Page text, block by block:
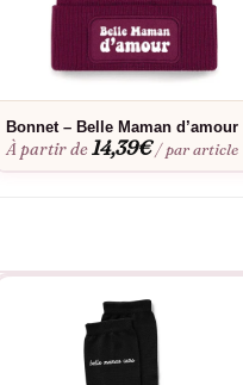
? Découvrez notre
Bonnet – Belle Maman d’amour
À partir de14,39€ / par article